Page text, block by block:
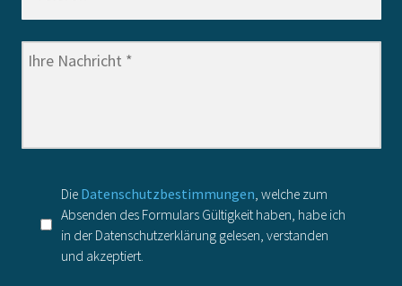
Die Datenschutzbestimmungen , welche zum
Absenden des Formulars Gültigkeit haben, habe ich
in der Datenschutzerklärung gelesen, verstanden
und akzeptiert.